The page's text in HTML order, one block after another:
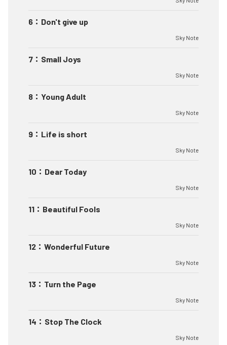
6 ： Don't give up
Sky Note
7 ： Small Joys
Sky Note
8 ： Young Adult
Sky Note
9 ： Life is short
Sky Note
10 ： Dear Today
Sky Note
11 ： Beautiful Fools
Sky Note
12 ： Wonderful Future
Sky Note
13 ： Turn the Page
Sky Note
14 ： Stop The Clock
Sky Note